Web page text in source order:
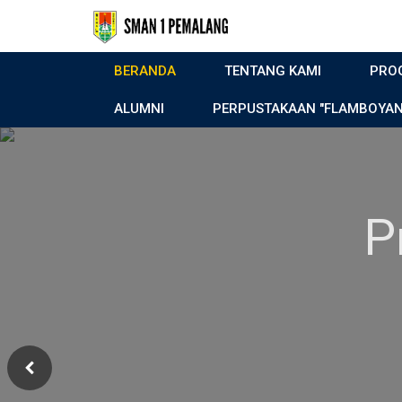
BERANDA TENTANG KAMI
ALUMNI PERPUSTAKAAN
Projek